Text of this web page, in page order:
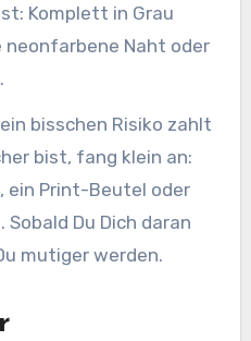
Komplett in Grau
neonfarbene Naht oder
bisschen Risiko zahlt
bist, fang klein an:
ein Print-Beutel oder
Du Dich daran
mutiger werden.